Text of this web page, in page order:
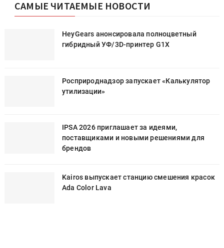
САМЫЕ ЧИТАЕМЫЕ НОВОСТИ
HeyGears анонсировала полноцветный
гибридный УФ/3D-принтер G1X
Росприроднадзор запускает «Калькулятор
утилизации»
IPSA 2026 приглашает за идеями,
поставщиками и новыми решениями для
брендов
Kairos выпускает станцию смешения красок
Ada Color Lava